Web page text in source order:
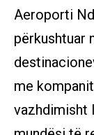
Aeroporti
përkushtuar
me
vazhdimisht